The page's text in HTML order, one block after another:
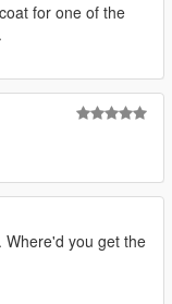
for one of the
Where'd you get the